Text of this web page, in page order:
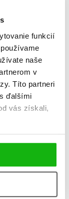
funkcií
naše
v
Títo partneri
ďalšími
vás získali,
pre deti